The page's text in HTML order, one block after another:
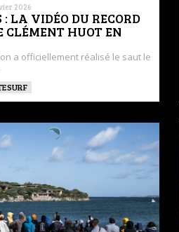
2026
: LA VIDÉO DU RECORD
CLÉMENT HUOT EN
a officiellement réalisé le saut le